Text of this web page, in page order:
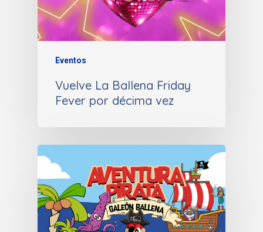
Eventos
Vuelve La Ballena Friday
Fever por décima vez